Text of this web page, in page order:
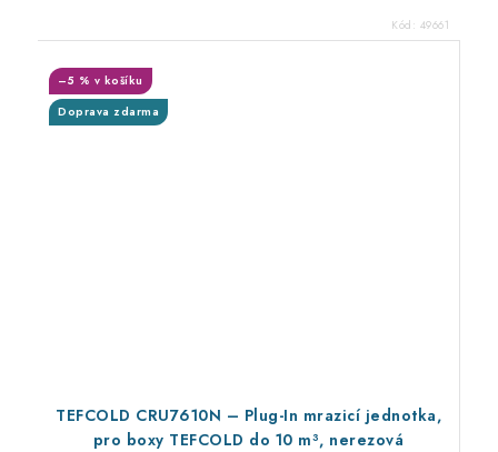
Kód: 49661
TEFCOLD CRU7610N – Plug-In mrazicí jednotka,
pro boxy TEFCOLD do 10 m³, nerezová
Doprava zdarma
–5 % v košíku